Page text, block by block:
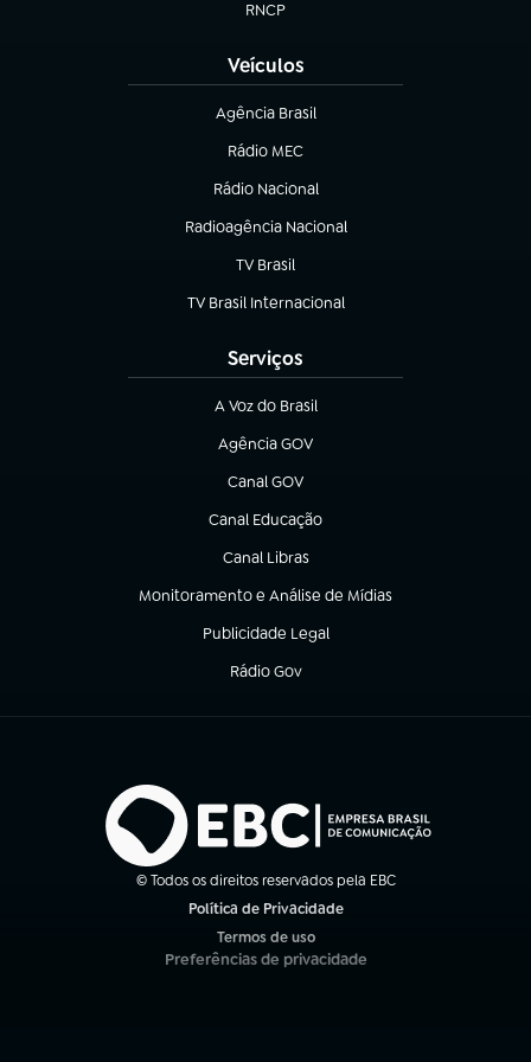
RNCP
(abre em nova aba)
Veículos
Agência Brasil
(abre em nova aba)
Rádio MEC
(abre em nova aba)
Rádio Nacional
Radioagência Nacional
(abre em nova aba)
TV Brasil
(abre em nova aba)
TV Brasil Internacional
(abre em nova aba)
Serviços
A Voz do Brasil
(abre em nova aba)
Agência GOV
(abre em nova aba)
Canal GOV
(abre em nova aba)
Canal Educação
(abre em nova aba)
Canal Libras
(abre em nova aba)
Monitoramento e Análise de Mídias
(abre em nova aba)
Publicidade Legal
(abre em nova aba)
Rádio Gov
(abre em nova aba)
© Todos os direitos reservados pela EBC
Política de Privacidade
Termos de uso
(abre em nova aba)
Preferências de privacidade